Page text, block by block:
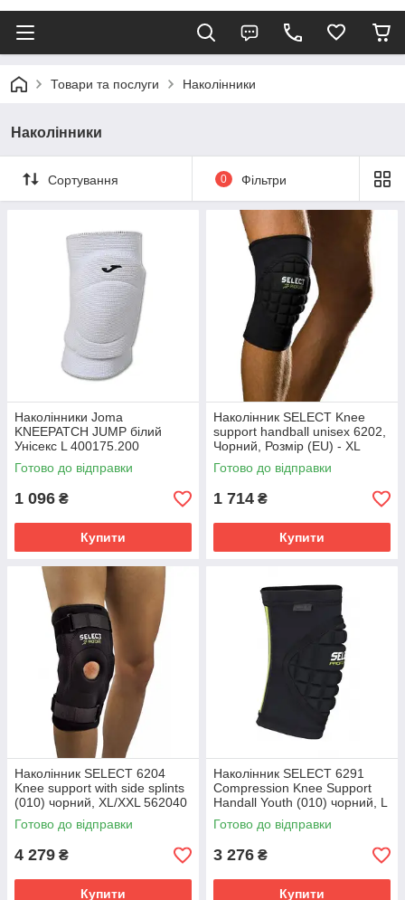
Товари та послуги Наколінники
Наколінники
Сортування 0 Фільтри
Наколінники Joma
KNEEPATCH JUMP білий
Унісекс L 400175.200
Готово до відправки
1 096 ₴
Купити
Наколінник SELECT Knee
support handball unisex 6202,
Чорний, Розмір (EU) - XL
Готово до відправки
1 714 ₴
Купити
Наколінник SELECT 6204
Knee support with side splints
(010) чорний, XL/XXL 562040
Готово до відправки
4 279 ₴
Купити
Наколінник SELECT 6291
Compression Knee Support
Handall Youth (010) чорний, L
562910
Готово до відправки
3 276 ₴
Купити